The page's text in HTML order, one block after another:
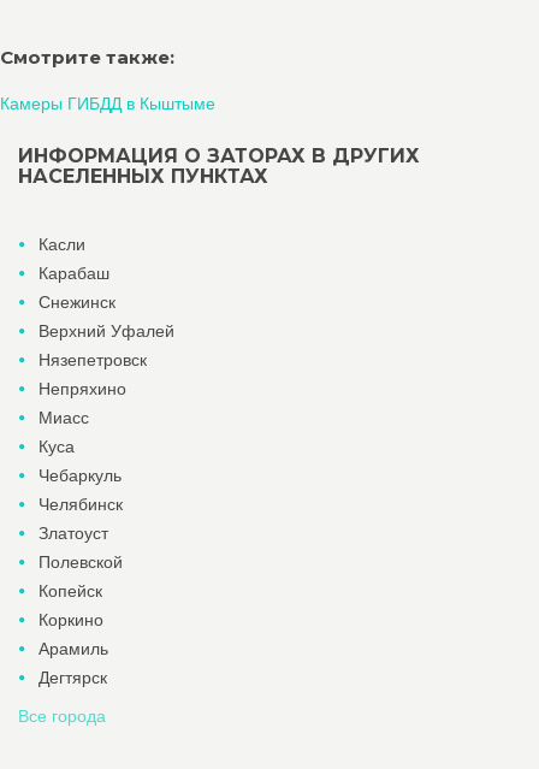
Смотрите также:
Камеры ГИБДД в Кыштыме
ИНФОРМАЦИЯ О ЗАТОРАХ В ДРУГИХ
НАСЕЛЕННЫХ ПУНКТАХ
Касли
Карабаш
Снежинск
Верхний Уфалей
Нязепетровск
Непряхино
Миасс
Куса
Чебаркуль
Челябинск
Златоуст
Полевской
Копейск
Коркино
Арамиль
Дегтярск
Все города